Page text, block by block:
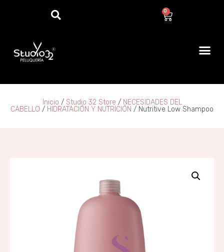
0
Inicio / Studio 32 Store / NECESIDADES DEL
CABELLO / HIDRATACIÓN Y NUTRICIÓN / Nutritive Low Shampoo